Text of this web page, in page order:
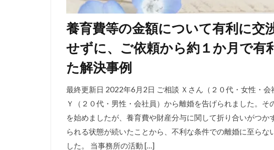
養育費等の金額について有利に交
せずに、ご依頼から約１か月で有
た解決事例
最終更新日 2022年6月2日 ご相談 Ｘさん（２０代・女性・会
Ｙ（２０代・男性・会社員）から離婚を告げられました。
を始めましたが、養育費や財産分与に関して折り合いがつ
られる状態が続いたことから、不利な条件での離婚に至らな
した。 当事務所の活動 […]